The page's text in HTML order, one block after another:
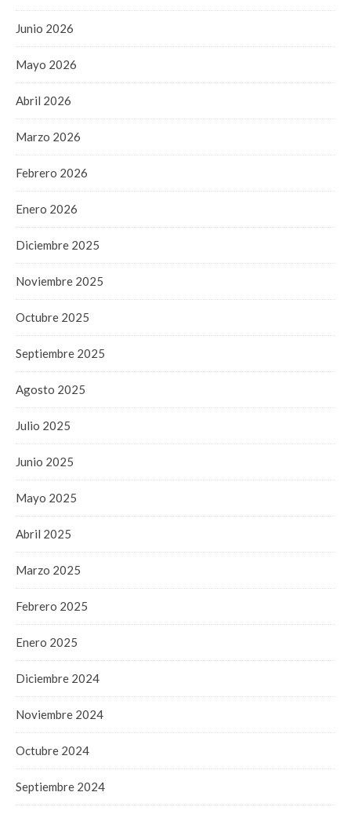
Junio 2026
Mayo 2026
Abril 2026
Marzo 2026
Febrero 2026
Enero 2026
Diciembre 2025
Noviembre 2025
Octubre 2025
Septiembre 2025
Agosto 2025
Julio 2025
Junio 2025
Mayo 2025
Abril 2025
Marzo 2025
Febrero 2025
Enero 2025
Diciembre 2024
Noviembre 2024
Octubre 2024
Septiembre 2024